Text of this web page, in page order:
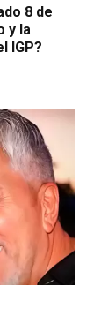
8 de
y la
IGP?